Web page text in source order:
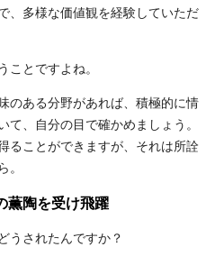
、多様な価値観を経験していただ
ことですよね。
のある分野があれば、積極的に情
、自分の目で確かめましょう。
ることができますが、それは所詮
。
薫陶を受け飛躍
うされたんですか？